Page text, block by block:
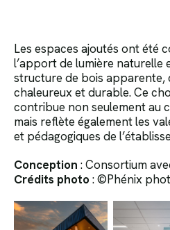
Les espaces ajoutés ont été
l’apport de lumière naturelle
structure de bois apparente,
chaleureux et durable. Ce
contribue non seulement au
mais reflète également les
et pédagogiques de
Conception : Consortium
Crédits photo :©Phénix